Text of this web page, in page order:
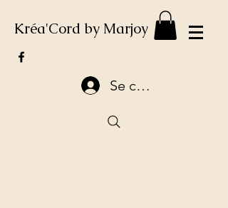
Kréa'Cord by Marjoy
Se connecter